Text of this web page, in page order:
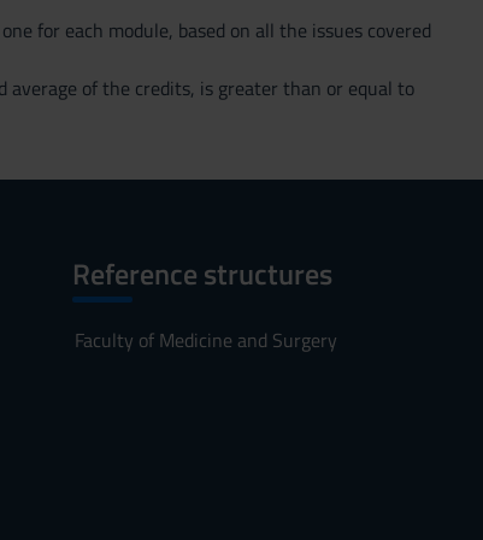
for each module, based on all the issues covered
of the credits, is greater than or equal to
Reference structures
Faculty of Medicine and Surgery